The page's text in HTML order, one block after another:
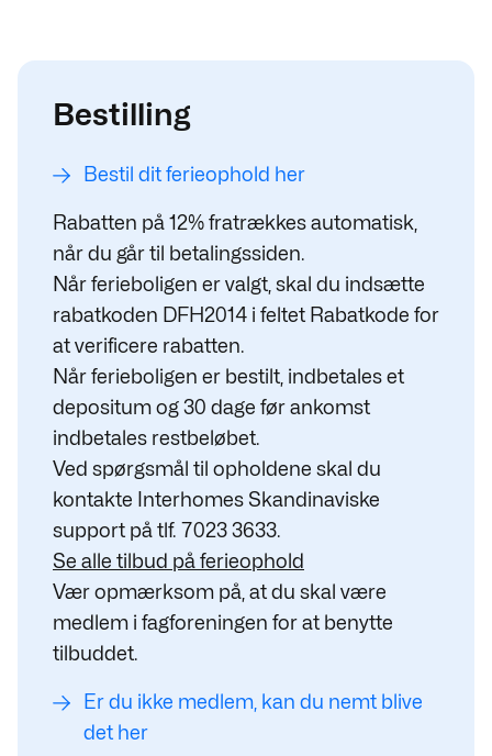
Bestilling
Bestil dit ferieophold her
Rabatten på 12% fratrækkes automatisk,
når du går til betalingssiden.
Når ferieboligen er valgt, skal du indsætte
rabatkoden DFH2014 i feltet Rabatkode for
at verificere rabatten.
Når ferieboligen er bestilt, indbetales et
depositum og 30 dage før ankomst
indbetales restbeløbet.
Ved spørgsmål til opholdene skal du
kontakte Interhomes Skandinaviske
support på tlf. 7023 3633.
Se alle tilbud på ferieophold
Vær opmærksom på, at du skal være
medlem i fagforeningen for at benytte
tilbuddet.
Er du ikke medlem, kan du nemt blive
det her